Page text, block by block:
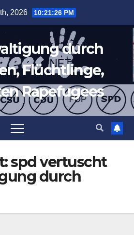
2026 10:21:26 PM
durch
Flüchtlinge,
Rapefugees
spd vertuscht
durch